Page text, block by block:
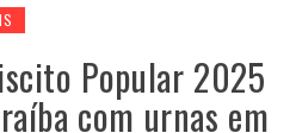
Popular 2025
com urnas em